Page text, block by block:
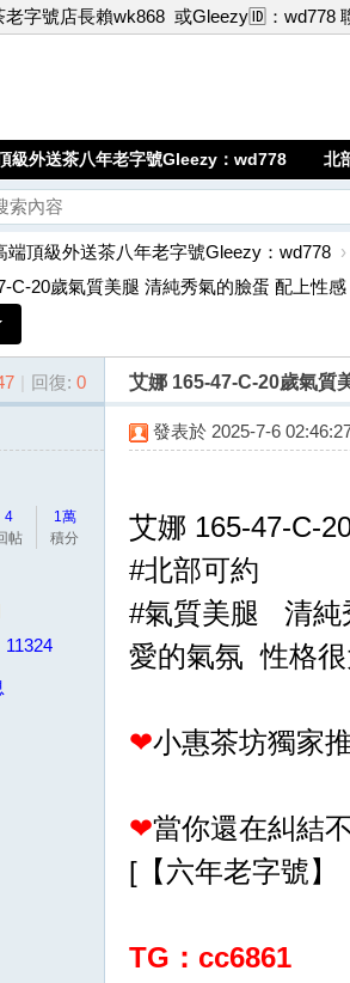
老字號店長賴wk868 或Gleezy🆔：wd778
級外送茶八年老字號Gleezy：wd778 北
端頂級外送茶八年老字號Gleezy：wd778 ›
C-20歲氣質美腿 清純秀氣的臉蛋 配上性感
| 回復: 0 艾娜 165-47-C-20歲氣質
4
帖
1萬
積分
11324
發表於 2025-7-6
艾娜 165-47-C-
#北部可約
#氣質美腿 清純
愛的氣氛 性格
❤小惠茶坊獨家
❤當你還在糾結
[【六年老字號】
TG：cc6861